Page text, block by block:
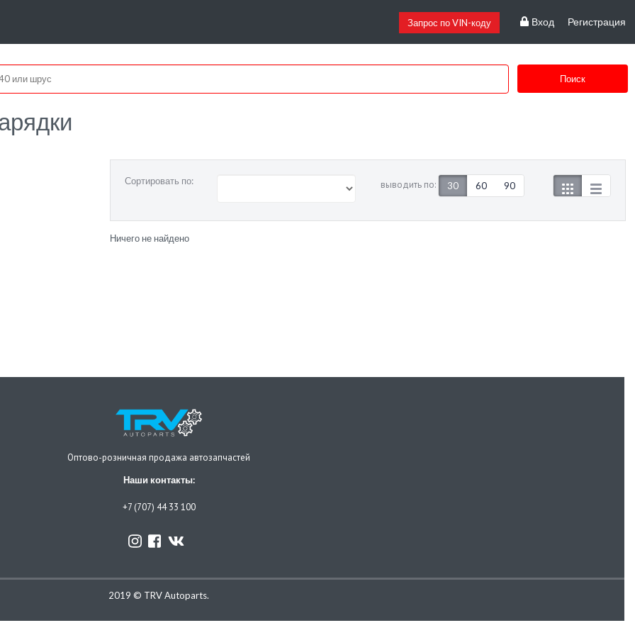
Запрос по VIN-коду Вход Регистрация
Поиск
Сортировать по: выводить по: 30 60 90
Ничего не найдено
Оптово-розничная продажа автозапчастей
Наши контакты:
+7 (707) 44 33 100
2019 © TRV Autoparts.